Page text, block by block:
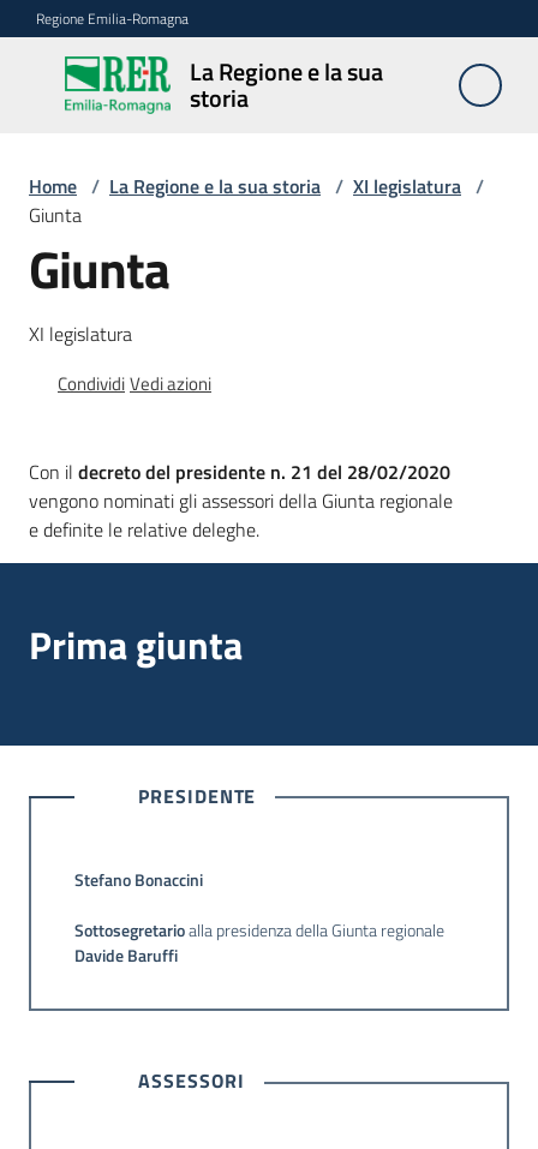
Vai al contenuto
Vai alla navigazione
Vai al footer
Regione Emilia-Romagna
La Regione e la sua
storia
La
Regione
storia
Legislature
Presidenti
Archivio
multimediale
Emilia-
Servizi
Home / La Regione e la sua storia / XI legislatura /
Giunta
Giunta
XI legislatura
CondividiVedi azioni
Con il decreto del presidente n. 21 del 28/02/2020
vengono nominati gli assessori della Giunta regionale
e definite le relative deleghe.
Prima giunta
PRESIDENTE
Stefano Bonaccini
Sottosegretarioalla presidenza della Giunta regionale
Davide Baruffi
ASSESSORI